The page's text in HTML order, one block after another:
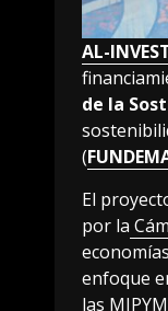
AL-
de la
(
El
por la
enfoque
las